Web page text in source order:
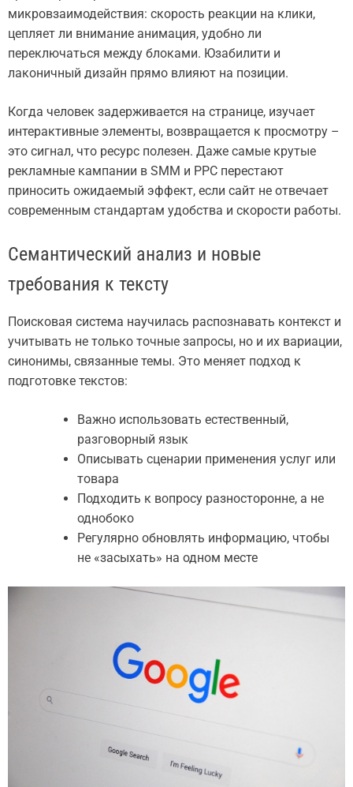
микровзаимодействия: скорость реакции на клики,
цепляет ли внимание анимация, удобно ли
переключаться между блоками. Юзабилити и
лаконичный дизайн прямо влияют на позиции.
Когда человек задерживается на странице, изучает
интерактивные элементы, возвращается к просмотру –
это сигнал, что ресурс полезен. Даже самые крутые
рекламные кампании в SMM и PPC перестают
приносить ожидаемый эффект, если сайт не отвечает
современным стандартам удобства и скорости работы.
Семантический анализ и новые
требования к тексту
Поисковая система научилась распознавать контекст и
учитывать не только точные запросы, но и их вариации,
синонимы, связанные темы. Это меняет подход к
подготовке текстов:
Важно использовать естественный,
разговорный язык
Описывать сценарии применения услуг или
товара
Подходить к вопросу разносторонне, а не
однобоко
Регулярно обновлять информацию, чтобы
не «засыхать» на одном месте